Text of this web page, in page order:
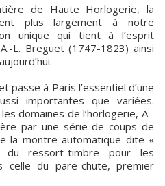
de Haute Horlogerie, la
plus largement à notre
unique qui tient à l’esprit
L. Breguet (1747-1823) ainsi
passe à Paris l’essentiel d’une
importantes que variées.
domaines de l’horlogerie, A.-
par une série de coups de
la montre automatique dite «
du ressort-timbre pour les
celle du pare-chute, premier